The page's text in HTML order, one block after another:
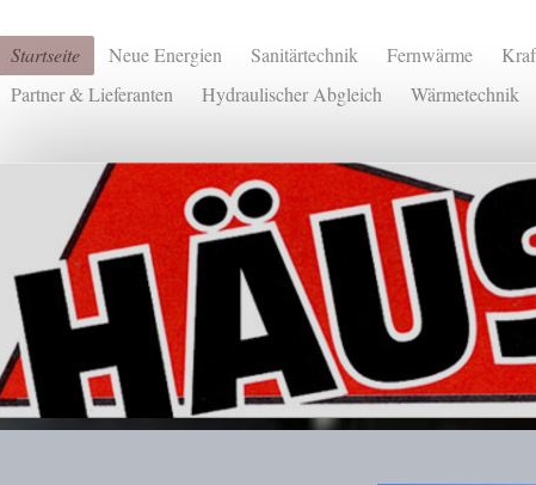
Startseite Neue Energien Sanitärtechnik Fernwärme
Partner & Lieferanten
Hydraulischer Abgleich Wärmetechnik